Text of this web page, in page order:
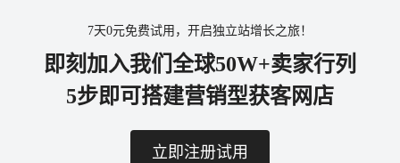
7天0元免费试用，开启独立站增长之旅！
即刻加入我们全球50W+卖家行列
5步即可搭建营销型获客网店
立即注册试用